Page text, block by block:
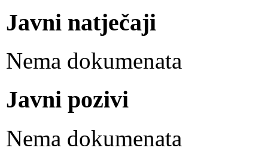
Javni natječaji
Nema dokumenata
Javni pozivi
Nema dokumenata